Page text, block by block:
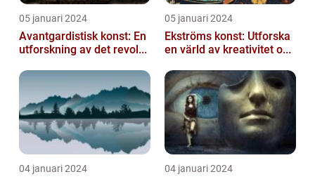
05 januari 2024
Avantgardistisk konst: En
utforskning av det revol...
05 januari 2024
Ekströms konst: Utforska
en värld av kreativitet o...
04 januari 2024 04 januari 2024